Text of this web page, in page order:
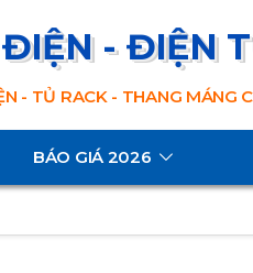
ĐIỆN - ĐIỆN
- TỦ RACK - THANG MÁNG
BÁO GIÁ 2026